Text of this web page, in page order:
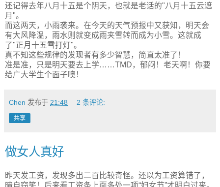
还记得去年八月十五是个阴天，也就是老话的"八月十五云遮
月"。
而这两天，小雨袭来。在今天的天气预报中又获知，明天会
有大风降温，雨水则就变成雨夹雪转而成为小雪。这就成
了"正月十五雪打灯"。
真不知这些规律的发现者有多少智慧，简直太准了！
准是准，只是明天要去上学……TMD，郁闷！老天啊！你要
给广大学生个面子噢！
Chen 发布于 21:48 2 条评论:
共享
做女人真好
昨天发工资，发现多出二百比较奇怪。还以为工资算错了，